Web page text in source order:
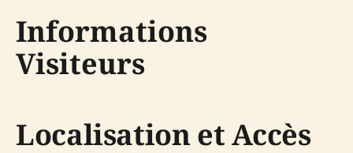
Informations
Visiteurs
Localisation et Accès